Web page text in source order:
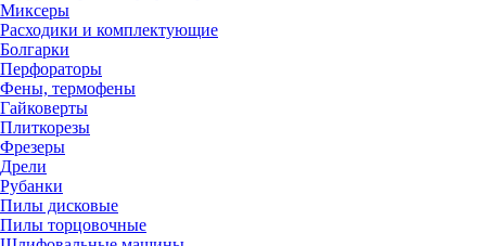
Миксеры
Расходики и комплектующие
Болгарки
Перфораторы
Фены, термофены
Гайковерты
Плиткорезы
Фрезеры
Дрели
Рубанки
Пилы дисковые
Пилы торцовочные